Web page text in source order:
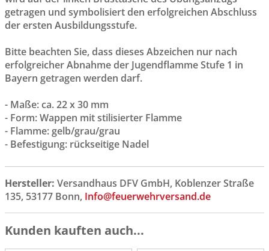
getragen und symbolisiert den erfolgreichen Abschluss
der ersten Ausbildungsstufe.
Bitte beachten Sie, dass dieses Abzeichen nur nach
erfolgreicher Abnahme der Jugendflamme Stufe 1 in
Bayern getragen werden darf.
- Maße: ca. 22 x 30 mm
- Form: Wappen mit stilisierter Flamme
- Flamme: gelb/grau/grau
- Befestigung: rückseitige Nadel
Hersteller: Versandhaus DFV GmbH, Koblenzer Straße
135, 53177 Bonn, Info@feuerwehrversand.de
Kunden kauften auch...